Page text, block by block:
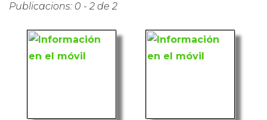
Publicacions: 0 - 2 de 2